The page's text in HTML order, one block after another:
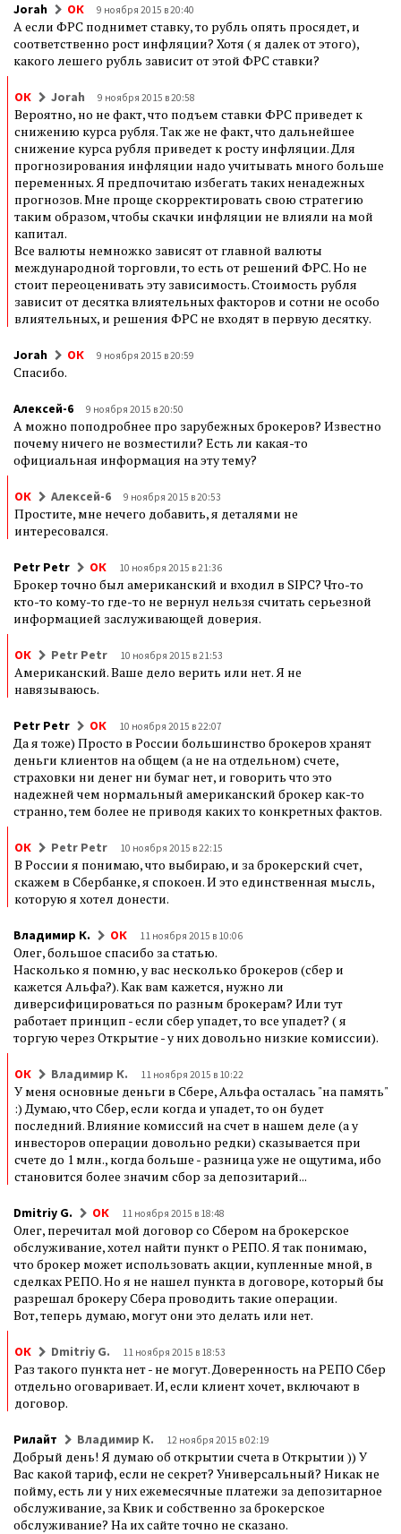
Jorah ОК 9 ноября 2015 в 20:40
А если ФРС поднимет ставку, то рубль опять просядет, и
соответственно рост инфляции? Хотя ( я далек от этого),
какого лешего рубль зависит от этой ФРС ставки?
ОК Jorah 9 ноября 2015 в 20:58
Вероятно, но не факт, что подъем ставки ФРС приведет к
снижению курса рубля. Так же не факт, что дальнейшее
снижение курса рубля приведет к росту инфляции. Для
прогнозирования инфляции надо учитывать много больше
переменных. Я предпочитаю избегать таких ненадежных
прогнозов. Мне проще скорректировать свою стратегию
таким образом, чтобы скачки инфляции не влияли на мой
капитал.
Все валюты немножко зависят от главной валюты
международной торговли, то есть от решений ФРС. Но не
стоит переоценивать эту зависимость. Стоимость рубля
зависит от десятка влиятельных факторов и сотни не особо
влиятельных, и решения ФРС не входят в первую десятку.
Jorah ОК 9 ноября 2015 в 20:59
Спасибо.
Алексей-6 9 ноября 2015 в 20:50
А можно поподробнее про зарубежных брокеров? Известно
почему ничего не возместили? Есть ли какая-то
официальная информация на эту тему?
ОК Алексей-6 9 ноября 2015 в 20:53
Простите, мне нечего добавить, я деталями не
интересовался.
Petr Petr ОК 10 ноября 2015 в 21:36
Брокер точно был американский и входил в SIPC? Что-то
кто-то кому-то где-то не вернул нельзя считать серьезной
информацией заслуживающей доверия.
ОК Petr Petr 10 ноября 2015 в 21:53
Американский. Ваше дело верить или нет. Я не
навязываюсь.
Petr Petr ОК 10 ноября 2015 в 22:07
Да я тоже) Просто в России большинство брокеров хранят
деньги клиентов на общем (а не на отдельном) счете,
страховки ни денег ни бумаг нет, и говорить что это
надежней чем нормальный американский брокер как-то
странно, тем более не приводя каких то конкретных фактов.
ОК Petr Petr 10 ноября 2015 в 22:15
В России я понимаю, что выбираю, и за брокерский счет,
скажем в Сбербанке, я спокоен. И это единственная мысль,
которую я хотел донести.
Владимир К. ОК 11 ноября 2015 в 10:06
Олег, большое спасибо за статью.
Насколько я помню, у вас несколько брокеров (сбер и
кажется Альфа?). Как вам кажется, нужно ли
диверсифицироваться по разным брокерам? Или тут
работает принцип - если сбер упадет, то все упадет? ( я
торгую через Открытие - у них довольно низкие комиссии).
ОК Владимир К. 11 ноября 2015 в 10:22
У меня основные деньги в Сбере, Альфа осталась "на память"
:) Думаю, что Сбер, если когда и упадет, то он будет
последний. Влияние комиссий на счет в нашем деле (а у
инвесторов операции довольно редки) сказывается при
счете до 1 млн., когда больше - разница уже не ощутима, ибо
становится более значим сбор за депозитарий...
Dmitriy G. ОК 11 ноября 2015 в 18:48
Олег, перечитал мой договор со Сбером на брокерское
обслуживание, хотел найти пункт о РЕПО. Я так понимаю,
что брокер может использовать акции, купленные мной, в
сделках РЕПО. Но я не нашел пункта в договоре, который бы
разрешал брокеру Сбера проводить такие операции.
Вот, теперь думаю, могут они это делать или нет.
ОК Dmitriy G. 11 ноября 2015 в 18:53
Раз такого пункта нет - не могут. Доверенность на РЕПО Сбер
отдельно оговаривает. И, если клиент хочет, включают в
договор.
Рилайт Владимир К. 12 ноября 2015 в 02:19
Добрый день! Я думаю об открытии счета в Открытии )) У
Вас какой тариф, если не секрет? Универсальный? Никак не
пойму, есть ли у них ежемесячные платежи за депозитарное
обслуживание, за Квик и собственно за брокерское
обслуживание? На их сайте точно не сказано.